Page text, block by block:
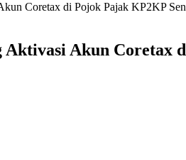
Coretax di Pojok Pajak KP2KP
Akun Coretax